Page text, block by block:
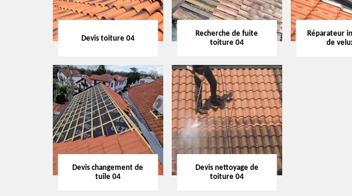
Devis toiture 04
Recherche de fuite
toiture 04
Réparateur
de
Devis changement de
tuile 04
Devis nettoyage de
toiture 04